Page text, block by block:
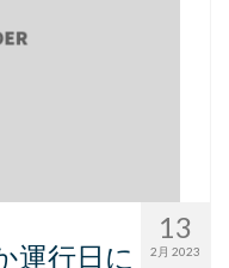
13
2月 2023
運行日に